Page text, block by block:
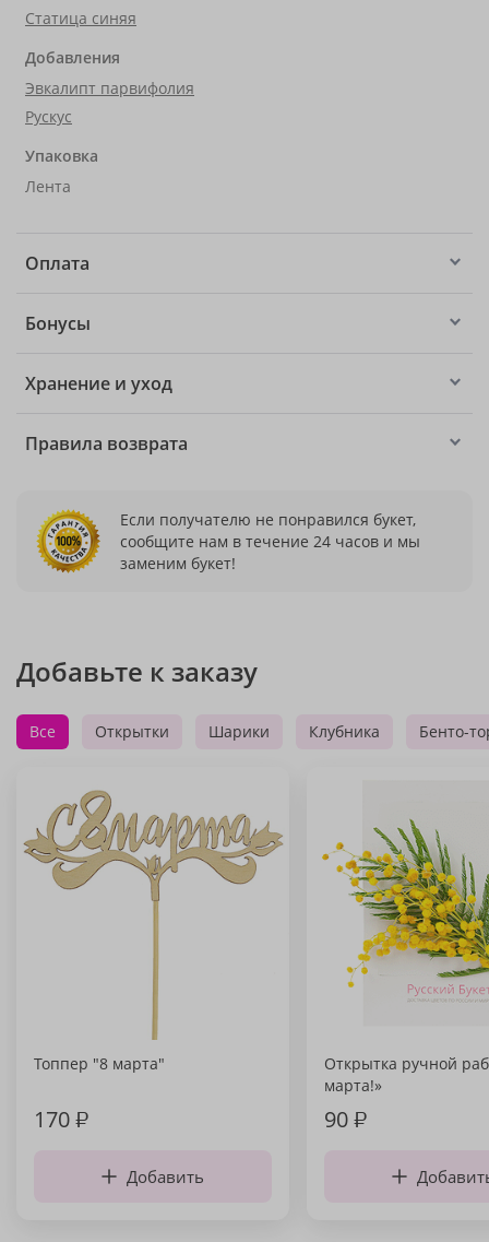
Статица синяя
Добавления
Эвкалипт парвифолия
Рускус
Упаковка
Лента
Оплата
Бонусы
Хранение и уход
Правила возврата
Если получателю не понравился букет,
сообщите нам в течение 24 часов и мы
заменим букет!
Добавьте к заказу
Все Открытки Шарики Клубника Бенто-
Топпер "8 марта"
170₽
Добавить
Открытка ручной
марта!»
90₽